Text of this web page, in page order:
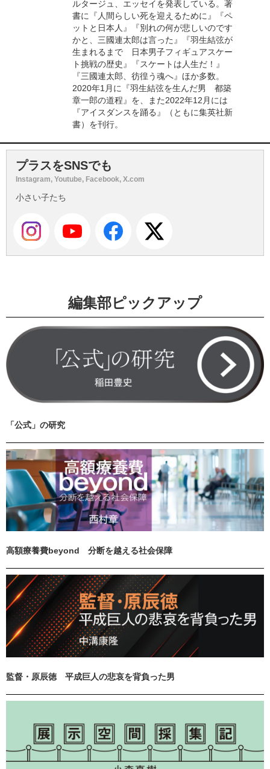
ルタージュ、エッセイを発表している。著
書に『人間らしい死を迎えるために』『ペ
ットと日本人』『別れの何が悲しいのです
かと、三國連太郎は言った』『羽生結弦が
生まれるまで 日本男子フィギュアスケー
ト挑戦の歴史』『スケートは人生だ！』
『三國連太郎、彷徨う魂へ』ほか多数。
2020年1月に『羽生結弦を生んだ男 都築
章一郎の道程』を、また2022年12月には
『アイスダンスを踊る』（ともに集英社新
書）を刊行。
プラスをSNSでも
Instagram, Youtube, Facebook, X.com
小さい子たち
編集部ピックアップ
「公式」の研究
高額療養費beyond 分断を越える社会保障
監督・原辰徳 平成巨人の悲哀を背負った男